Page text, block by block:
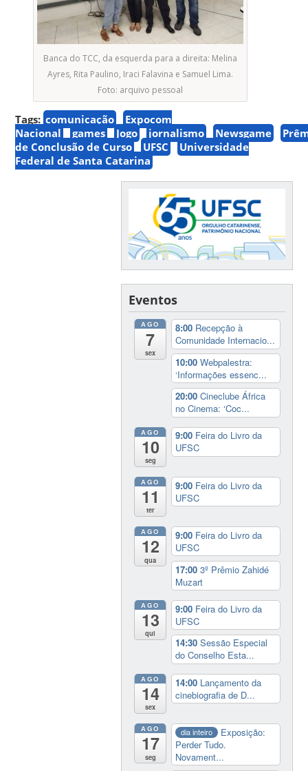
Banca do TCC, da esquerda para a direita: Melina
Ayres, Rita Paulino, Iraci Falavina e Samuel Lima.
Foto: arquivo pessoal
Tags: comunicação
Expocom
Nacional
games Jogo jornalismo Newsgame
de Conclusão de Curso
UFSC
Universidade
Federal de Santa Catarina
Eventos
AGO
7
sex
8:00 Recepção à
Comunidade Internacio...
10:00Webpalestra:
‘Informações essenc...
20:00Cineclube África
no Cinema: ‘Coc...
AGO
10
seg
9:00 Feira do Livro da
UFSC
AGO
11
ter
9:00 Feira do Livro da
UFSC
AGO
12
qua
9:00 Feira do Livro da
UFSC
17:003º Prêmio Zahidé
Muzart
AGO
13
qui
9:00 Feira do Livro da
UFSC
14:30Sessão Especial
do Conselho Esta...
AGO
14
sex
14:00 Lançamento da
cinebiografia de D...
AGO
17
seg
dia inteiro
Exposição:
Perder Tudo.
Novament...